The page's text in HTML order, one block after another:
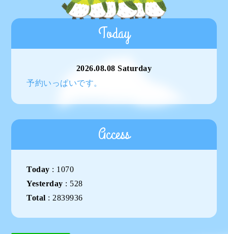
Today
2026.08.08 Saturday
予約いっぱいです。
Access
Today : 1070
Yesterday : 528
Total : 2839936